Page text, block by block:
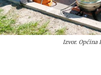
Izvor. Općina